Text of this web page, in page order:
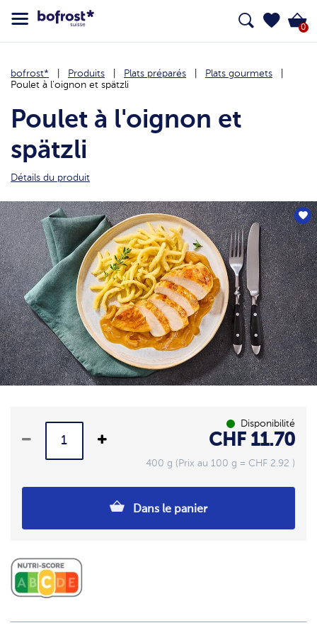
0
bofrost* Produits Plats préparés
Plats gourmets
Poulet à l'oignon et spätzli
Poulet à l'oignon et
spätzli
Détails du produit
Disponibilité
CHF 11.70
400 g (Prix au 100 g = CHF 2.92 )
Dans le panier